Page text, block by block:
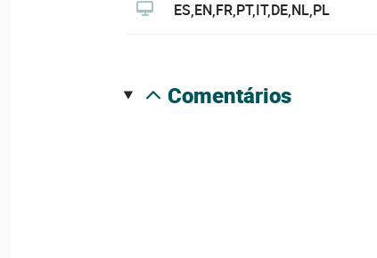
ES,EN,FR,PT,IT,DE,NL,PL
comentários